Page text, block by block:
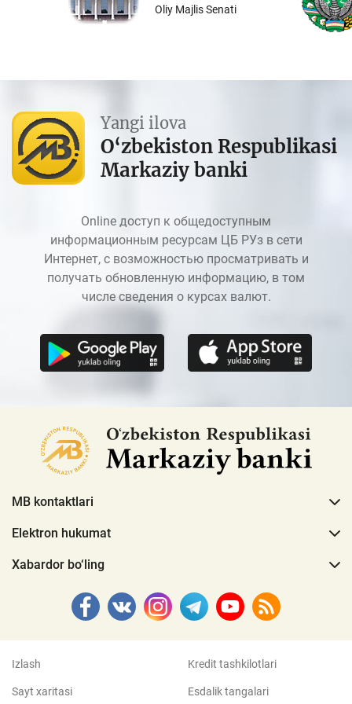
Oliy Majlis Senati
Yangi ilova
O‘zbekiston Respublikasi
Markaziy banki
Online доступ к общедоступным
информационным ресурсам ЦБ РУз в сети
Интернет, с возможностью просматривать и
получать обновленную информацию, в том
числе сведения о курсах валют.
MB kontaktlari
Elektron hukumat
Xabardor bo‘ling
Izlash
Sayt xaritasi
Kredit tashkilotlari
Esdalik tangalari